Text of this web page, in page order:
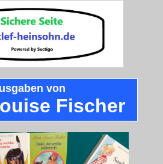
von
Fischer